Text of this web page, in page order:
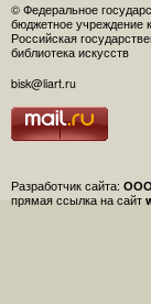
© Федеральное
бюджетное учреждение
Российская
библиотека искусств
bisk@liart.ru
Разработчик сайта: ООО
прямая ссылка на сайт